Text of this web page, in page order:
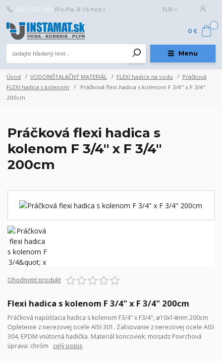
Menu
EUR
0902 527 909 (Po-Pia, 8-16 hod.)
0
0 €
Úvod VODOINŠTALAČNÝ MATERIÁL FLEXI hadice na vodu
Práčková
FLEXI hadica s kolenom
Práčková flexi hadica s kolenom F 3/4" x F 3/4"
200cm
Práčková flexi hadica s
kolenom F 3/4" x F 3/4"
200cm
Ohodnotiť produkt
Flexi hadica s kolenom F 3/4" x F 3/4" 200cm
Práčková napúšťacia hadica s kolenom F3/4" x F3/4", ø10x14mm 200cm
Opletenie z nerezovej ocele AISI 301. Zalisovanie z nerezovej ocele AISI
304, EPDM vnútorná hadička. Materiál koncoviek: mosadz Povrchová
úprava: chróm celý popis